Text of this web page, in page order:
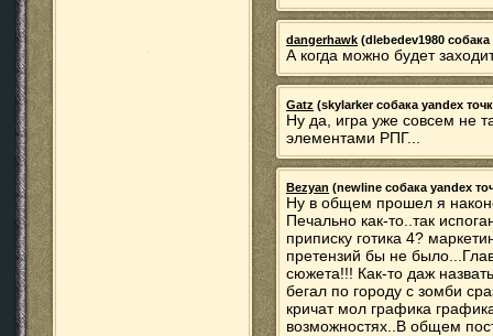
dangerhawk (dlebedev1980
А когда можно будет
Gatz (skylarker собака yandex
Ну да, игра уже совсем не
элементами РПГ...
Bezyan (newline собака yandex
Ну в общем прошел я
Печально как-то..так
приписку готика 4?
претензий бы не
сюжета!!! Как-то даж
бегал по городу с зомби
кричат мол графика
возможностях..В общем